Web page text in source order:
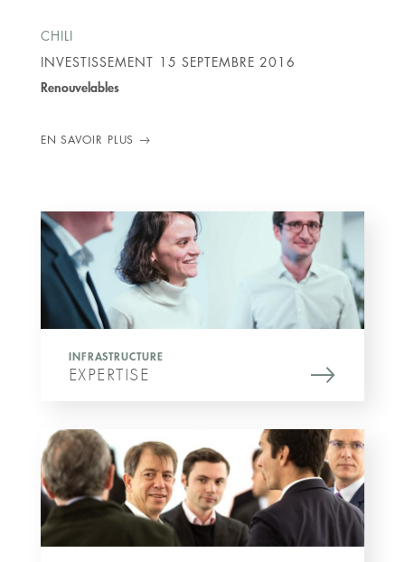
CHILI
INVESTISSEMENT 15 SEPTEMBRE 2016
Renouvelables
EN SAVOIR PLUS
INFRASTRUCTURE
EXPERTISE